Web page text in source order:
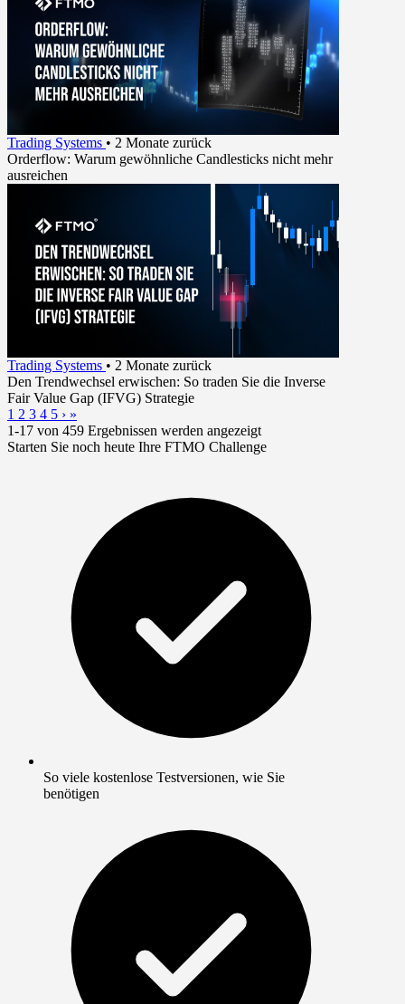
Trading Systems • 2 Monate zurück
Orderflow: Warum gewöhnliche Candlesticks nicht mehr
ausreichen
Trading Systems • 2 Monate zurück
Den Trendwechsel erwischen: So traden Sie die Inverse
Fair Value Gap (IFVG) Strategie
1 2 3 4 5 › »
1-17 von 459 Ergebnissen werden angezeigt
Starten Sie noch heute Ihre FTMO Challenge
So viele kostenlose Testversionen, wie Sie
benötigen